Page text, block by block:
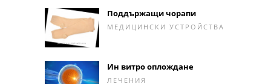
Поддържащи чорапи
МЕДИЦИНСКИ УСТРОЙСТВА
Ин витро оплождане
ЛЕЧЕНИЯ